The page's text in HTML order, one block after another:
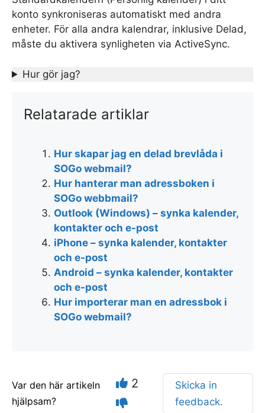
konto synkroniseras automatiskt med andra
enheter. För alla andra kalendrar, inklusive Delad,
måste du aktivera synligheten via ActiveSync.
Hur gör jag?
Relatarade artiklar
Hur skapar jag en delad brevlåda i
SOGo webmail?
Hur hanterar man adressboken i
SOGo webbmail?
Outlook (Windows) – synka kalender,
kontakter och e-post
iPhone – synka kalender, kontakter
och e-post
Android – synka kalender, kontakter
och e-post
Hur importerar man en adressbok i
SOGo webmail?
Var den här artikeln
hjälpsam?
2
Skicka in
feedback.